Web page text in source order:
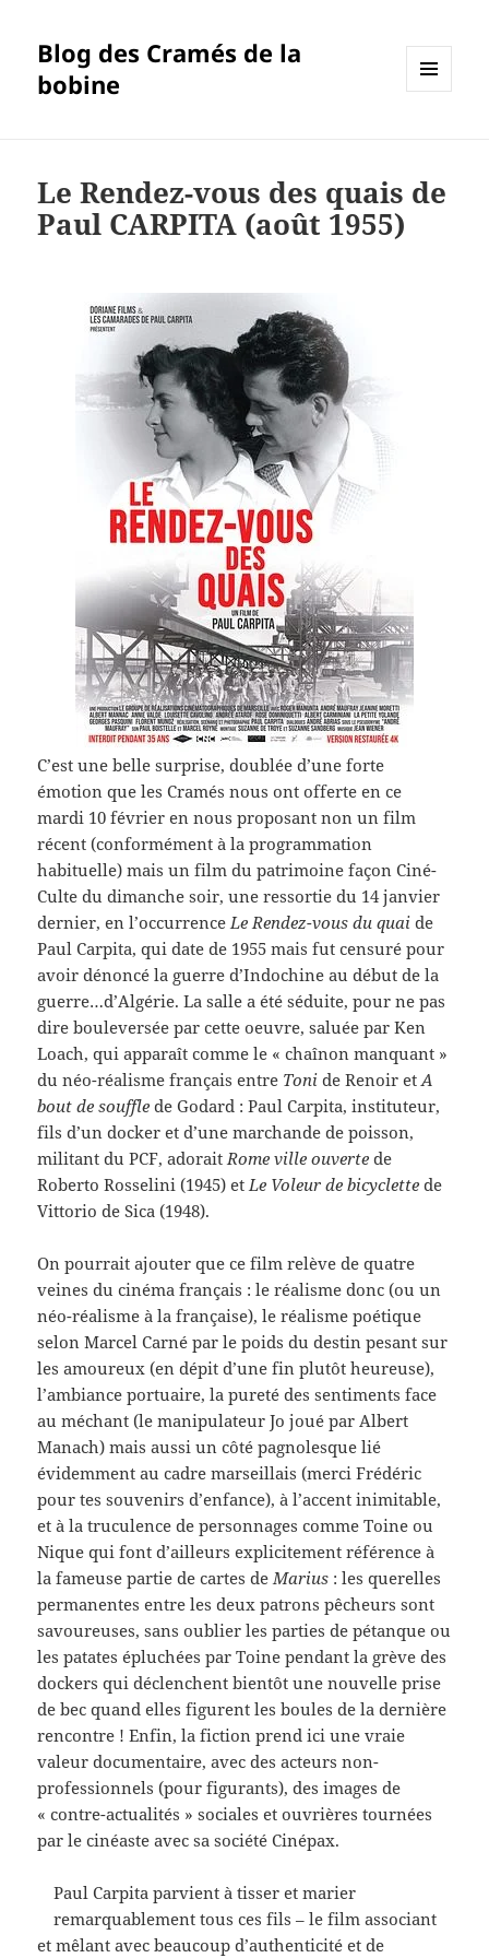
Blog des Cramés de la
bobine
Le Rendez-vous des quais de
Paul CARPITA (août 1955)
C’est une belle surprise, doublée d’une forte
émotion que les Cramés nous ont offerte en ce
mardi 10 février en nous proposant non un film
récent (conformément à la programmation
habituelle) mais un film du patrimoine façon Ciné-
Culte du dimanche soir, une ressortie du 14 janvier
dernier, en l’occurrenceLe Rendez-vous du quaide
Paul Carpita, qui date de 1955 mais fut censuré pour
avoir dénoncé la guerre d’Indochine au début de la
guerre…d’Algérie. La salle a été séduite, pour ne pas
dire bouleversée par cette oeuvre, saluée par Ken
Loach, qui apparaît comme le « chaînon manquant »
du néo-réalisme français entre Tonide Renoir etA
bout de souffle de Godard : Paul Carpita, instituteur,
fils d’un docker et d’une marchande de poisson,
militant du PCF, adoraitRome ville ouverte de
Roberto Rosselini (1945) etLe Voleur de bicyclettede
Vittorio de Sica (1948).
On pourrait ajouter que ce film relève de quatre
veines du cinéma français : le réalisme donc (ou un
néo-réalisme à la française), le réalisme poétique
selon Marcel Carné par le poids du destin pesant sur
les amoureux (en dépit d’une fin plutôt heureuse),
l’ambiance portuaire, la pureté des sentiments face
au méchant (le manipulateur Jo joué par Albert
Manach) mais aussi un côté pagnolesque lié
évidemment au cadre marseillais (merci Frédéric
pour tes souvenirs d’enfance), à l’accent inimitable,
et à la truculence de personnages comme Toine ou
Nique qui font d’ailleurs explicitement référence à
la fameuse partie de cartes deMarius : les querelles
permanentes entre les deux patrons pêcheurs sont
savoureuses, sans oublier les parties de pétanque ou
les patates épluchées par Toine pendant la grève des
dockers qui déclenchent bientôt une nouvelle prise
de bec quand elles figurent les boules de la dernière
rencontre ! Enfin, la fiction prend ici une vraie
valeur documentaire, avec des acteurs non-
professionnels (pour figurants), des images de
« contre-actualités » sociales et ouvrières tournées
par le cinéaste avec sa société Cinépax.
Paul Carpita parvient à tisser et marier
remarquablement tous ces fils – le film associant
et mêlant avec beaucoup d’authenticité et de